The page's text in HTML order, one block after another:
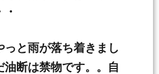
っと雨が落ち着きまし
油断は禁物です。。自